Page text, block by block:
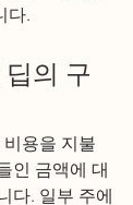
다.
딥의 구
용을 지불
인 금액에 대
다. 일부 주에